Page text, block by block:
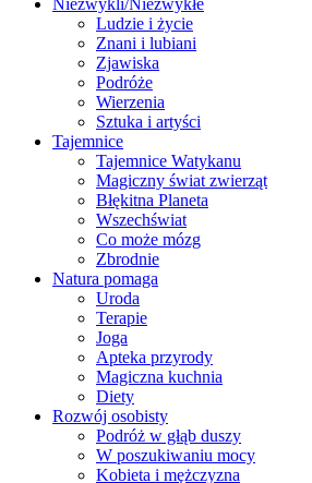
Niezwykli/Niezwykłe
Ludzie i życie
Znani i lubiani
Zjawiska
Podróże
Wierzenia
Sztuka i artyści
Tajemnice
Tajemnice Watykanu
Magiczny świat zwierząt
Błękitna Planeta
Wszechświat
Co może mózg
Zbrodnie
Natura pomaga
Uroda
Terapie
Joga
Apteka przyrody
Magiczna kuchnia
Diety
Rozwój osobisty
Podróż w głąb duszy
W poszukiwaniu mocy
Kobieta i mężczyzna